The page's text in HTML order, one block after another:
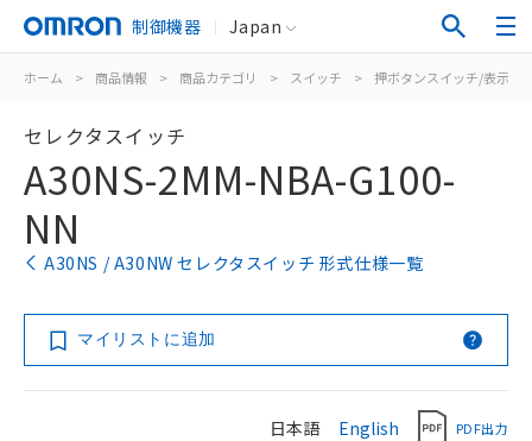
制御機器 Japan
ホーム > 商品情報 > 商品カテゴリ > スイッチ > 押ボタンスイッチ/表示灯
セレクタスイッチ
A30NS-2MM-NBA-G100-
NN
A30NS / A30NW セレクタスイッチ 形式仕様一覧
マイリストに追加
日本語 English PDF出力